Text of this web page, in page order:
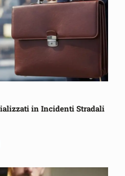
in Incidenti Stradali